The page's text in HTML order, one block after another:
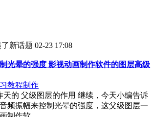
新话题 02-23 17:08
光晕的强度 影视动画制作软件的图层高级
教程制作
的 父级图层的作用 继续，今天小编告诉
频振幅来控制光晕的强度，这父级图层一